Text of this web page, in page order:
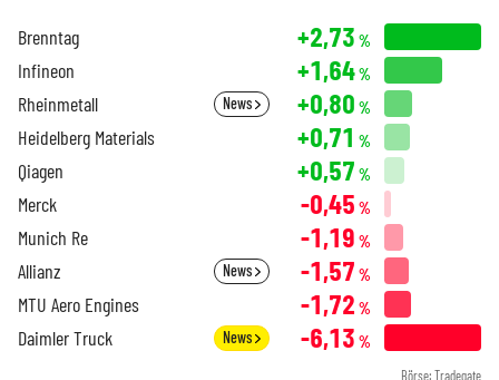
Brenntag +2,73 %
Infineon +1,64%
Rheinmetall News +0,80 %
Heidelberg Materials +0,71 %
Qiagen +0,57 %
Merck -0,45 %
Munich Re -1,19 %
Allianz News -1,57 %
MTU Aero Engines -1,72 %
Daimler Truck News -6,13 %
Börse: Tradegate